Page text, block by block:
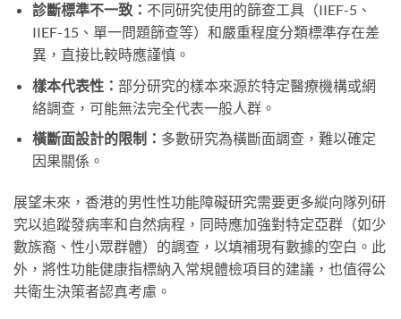
診斷標準不一致： 不同研究使用的篩查工具（IIEF-5、
IIEF-15、單一問題篩查等）和嚴重程度分類標準存在差
異，直接比較時應謹慎。
樣本代表性： 部分研究的樣本來源於特定醫療機構或網
絡調查，可能無法完全代表一般人群。
橫斷面設計的限制： 多數研究為橫斷面調查，難以確定
因果關係。
展望未來，香港的男性性功能障礙研究需要更多縱向隊列研
究以追蹤發病率和自然病程，同時應加強對特定亞群（如少
數族裔、性小眾群體）的調查，以填補現有數據的空白。此
外，將性功能健康指標納入常規體檢項目的建議，也值得公
共衛生決策者認真考慮。